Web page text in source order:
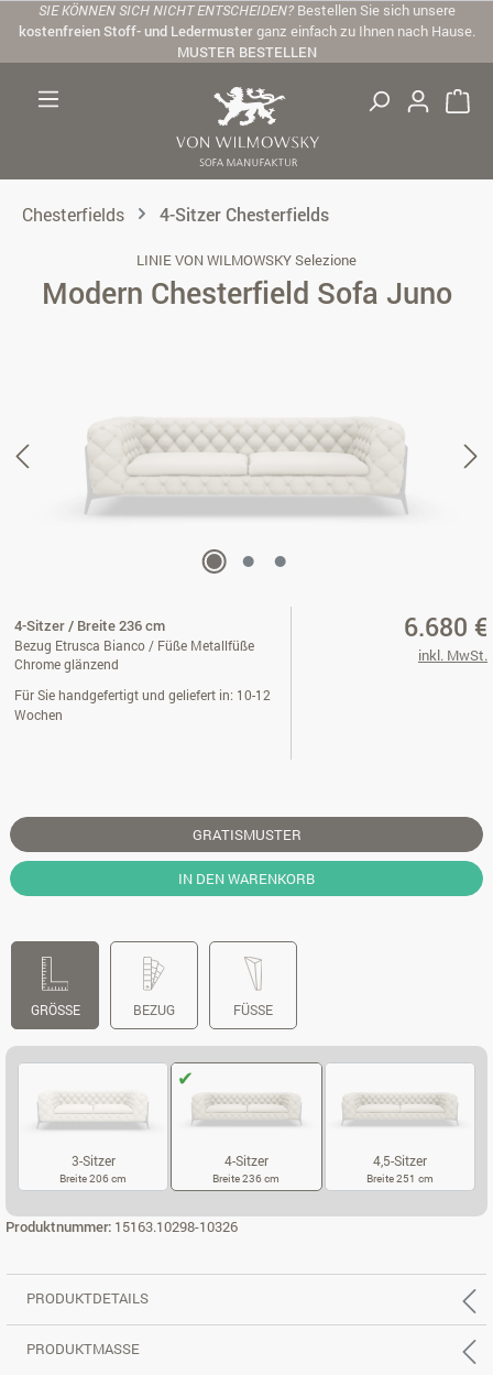
Zum Hauptinhalt springen
SIE KÖNNEN SICH NICHT ENTSCHEIDEN? Bestellen Sie sich unsere
kostenfreien Stoff- und Ledermusterganz einfach zu Ihnen nach Hause.
MUSTER BESTELLEN
Chesterfields 4-Sitzer Chesterfields
LINIE VON WILMOWSKY Selezione
Modern Chesterfield Sofa Juno
4-Sitzer / Breite 236 cm
Bezug Etrusca Bianco / Füße Metallfüße
Chrome glänzend
Für Sie handgefertigt und geliefert in: 10-12
Wochen
6.680 €
inkl. MwSt.
GRATISMUSTER
IN DEN WARENKORB
GRÖSSE BEZUG FÜSSE
3-Sitzer
Breite 206 cm
4-Sitzer
Breite 236 cm
4,5-Sitzer
Breite 251 cm
Produktnummer: 15163.10298-10326
PRODUKTDETAILS
PRODUKTMASSE